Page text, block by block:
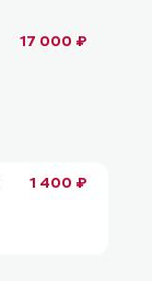
17 000 ₽
1 400 ₽